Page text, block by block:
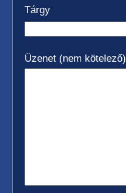
Tárgy
Üzenet (nem kötelező)